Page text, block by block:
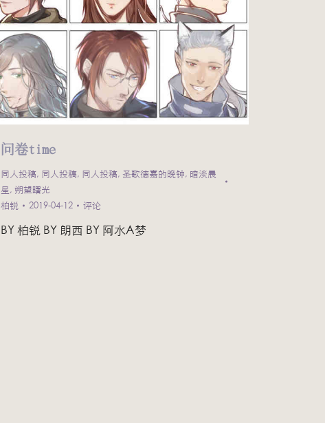
问卷time
同人投稿, 同人投稿, 同人投稿, 圣歌德嘉的晚钟, 暗淡晨
星, 朔望曙光
柏锐
2019-04-12 评论
BY 柏锐 BY 朗西 BY 阿水A梦